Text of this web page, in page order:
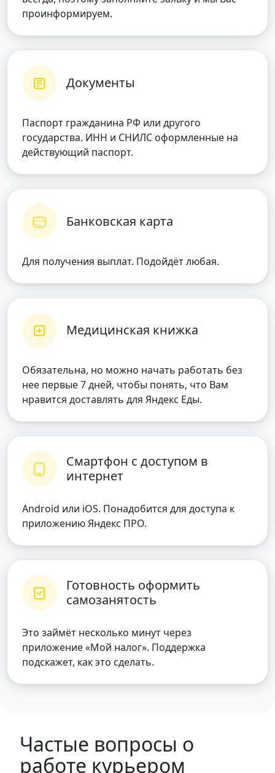
проинформируем.
Документы
Паспорт гражданина РФ или другого
государства. ИНН и СНИЛС оформленные на
действующий паспорт.
Банковская карта
Для получения выплат. Подойдёт любая.
Медицинская книжка
Обязательна, но можно начать работать без
нее первые 7 дней, чтобы понять, что Вам
нравится доставлять для Яндекс Еды.
Смартфон с доступом в
интернет
Android или iOS. Понадобится для доступа к
приложению Яндекс ПРО.
Готовность оформить
самозанятость
Это займёт несколько минут через
приложение «Мой налог». Поддержка
подскажет, как это сделать.
Частые вопросы о
работе курьером